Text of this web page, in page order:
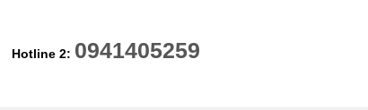
Hotline 2: 0941405259